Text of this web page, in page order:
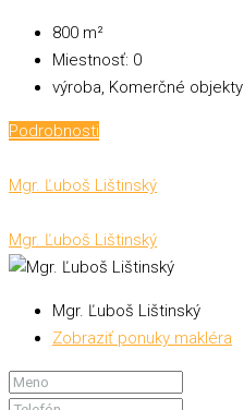
800 m²
Miestnosť: 0
výroba, Komerčné objekty
Podrobnosti
Mgr. Ľuboš Lištinský
Mgr. Ľuboš Lištinský
Mgr. Ľuboš Lištinský
Zobraziť ponuky makléra